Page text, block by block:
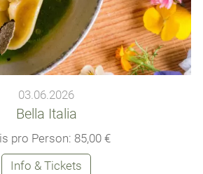
03.06.2026
Bella Italia
pro Person: 85,00 €
Info & Tickets